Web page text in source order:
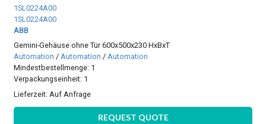
1SL0224A00
1SL0224A00
ABB
Gemini-Gehäuse ohne Tür 600x500x230 HxBxT
Automation /Automation /Automation
Mindestbestellmenge: 1
Verpackungseinheit: 1
Lieferzeit: Auf Anfrage
REQUEST QUOTE